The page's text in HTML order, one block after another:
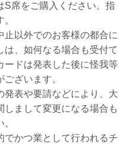
席をご購入ください。指
以外でのお客様の都合に
は、如何なる場合も受付て
ードは発表した後に怪我等
ざいます。
発表や要請などにより、大
まして変更になる場合も
かつ業として行われるチ